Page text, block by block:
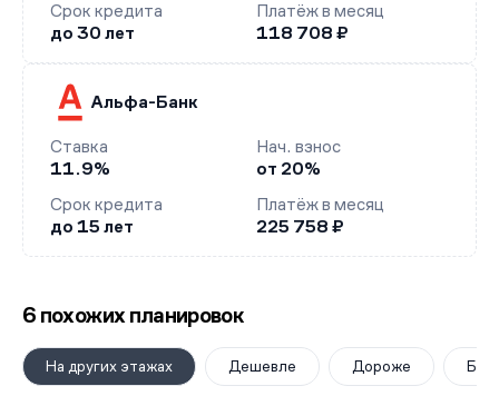
Срок кредита
до 30 лет
Платёж в месяц
118 708 ₽
Альфа-Банк
Ставка
11.9%
Нач. взнос
от 20%
Срок кредита
до 15 лет
Платёж в месяц
225 758 ₽
6 похожих планировок
На других этажах Дешевле Дороже